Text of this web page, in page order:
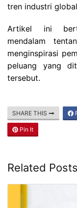
tren industri
Artikel ini
mendalam
menginspirasi
peluang yang
tersebut.
SHARE THIS
Pin It
Related Posts